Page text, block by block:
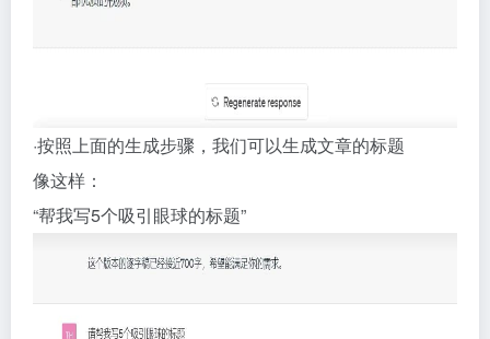
·按照上面的生成步骤，我们可以生成文章的标题
像这样：
“帮我写5个吸引眼球的标题”